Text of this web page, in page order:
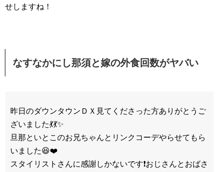
せしますね！
なすなかにし那須と嫁の外食回数がヤバい
昨日のダウンタウンＤＸ見てくださった方ありがとうご
ざいました💃💃✨
旦那といとこのお兄ちゃんとリンクコーデやらせてもら
いました😆❤️
スタイリストさんに感謝しかないです❗おじさんとおばさ